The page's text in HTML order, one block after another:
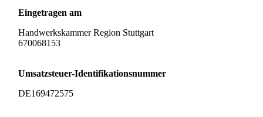
Eingetragen am
Handwerkskammer Region Stuttgart
670068153
Umsatzsteuer-Identifikationsnummer
DE169472575